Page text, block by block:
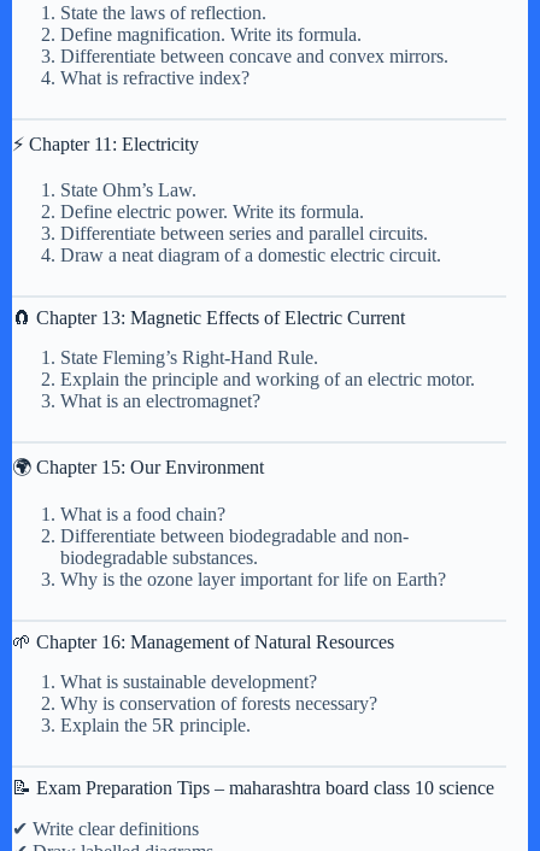
State the laws of reflection.
Define magnification. Write its formula.
Differentiate between concave and convex mirrors.
What is refractive index?
⚡ Chapter 11: Electricity
State Ohm’s Law.
Define electric power. Write its formula.
Differentiate between series and parallel circuits.
Draw a neat diagram of a domestic electric circuit.
🧲 Chapter 13: Magnetic Effects of Electric Current
State Fleming’s Right-Hand Rule.
Explain the principle and working of an electric motor.
What is an electromagnet?
🌍 Chapter 15: Our Environment
What is a food chain?
Differentiate between biodegradable and non-
biodegradable substances.
Why is the ozone layer important for life on Earth?
🌱 Chapter 16: Management of Natural Resources
What is sustainable development?
Why is conservation of forests necessary?
Explain the 5R principle.
📝 Exam Preparation Tips – maharashtra board class 10 science
✔ Write clear definitions